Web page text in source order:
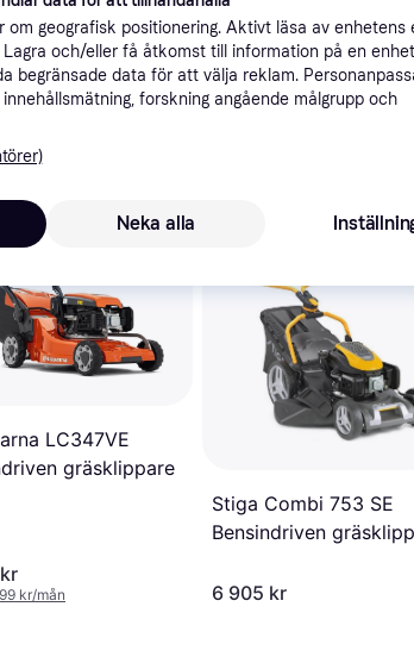
222 kr frakt6
dig.
LC347VE
gräsklippare
kr/mån
Stiga Combi 753 SE
Bensindriven
6 905 kr
geografisk positionering. Aktivt läsa av enhetens
och/eller få åtkomst till information på en
begränsade data för att välja reklam.
forskning angående målgrupp och
Neka alla